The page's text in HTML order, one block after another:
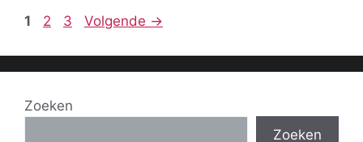
Pagina
1 Pagina
2 Pagina
3 Volgende →
Zoeken
Zoeken